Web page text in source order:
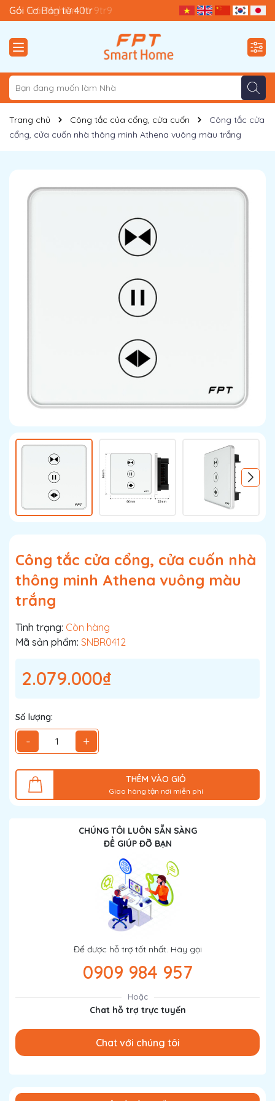
Gói Trải Nghiệm từ 9tr9
Gói Cơ Bản từ 40tr
Trang chủ Công tắc của cổng, cửa cuốn
Công tắc cửa
cổng, cửa cuốn nhà thông minh Athena vuông màu trắng
Công tắc cửa cổng, cửa cuốn nhà
thông minh Athena vuông màu
trắng
Tình trạng: Còn hàng
Mã sản phẩm: SNBR0412
2.079.000₫
Số lượng:
- +
THÊM VÀO GIỎ
Giao hàng tận nơi miễn phí
CHÚNG TÔI LUÔN SẴN SÀNG
ĐỂ GIÚP ĐỠ BẠN
Để được hỗ trợ tốt nhất. Hãy gọi
0909 984 957
Hoặc
Chat hỗ trợ trực tuyến
Chat với chúng tôi